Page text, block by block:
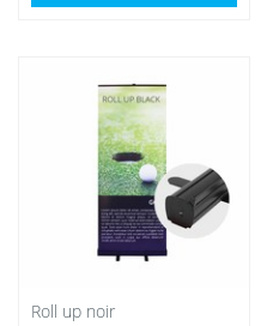
Roll up noir